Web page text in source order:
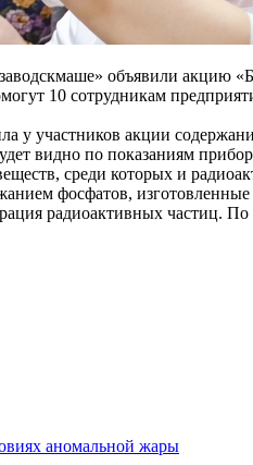
объявили
10 сотрудникам
участников акции
видно по показаниям
среди которых и
фосфатов,
радиоактивных частиц.
аномальной жары